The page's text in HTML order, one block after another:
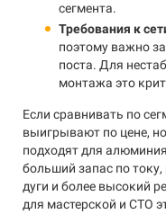
сегмента.
Требования к
поэтому важно
поста. Для
монтажа это
Если сравнивать по
выигрывают по цене,
подходят для
больший запас по
дуги и более высокий
для мастерской и СТО